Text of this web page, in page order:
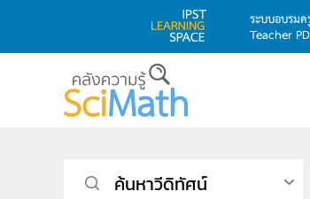
ระบบอบรมค
Teacher
ค้นหาวีดิทัศน์